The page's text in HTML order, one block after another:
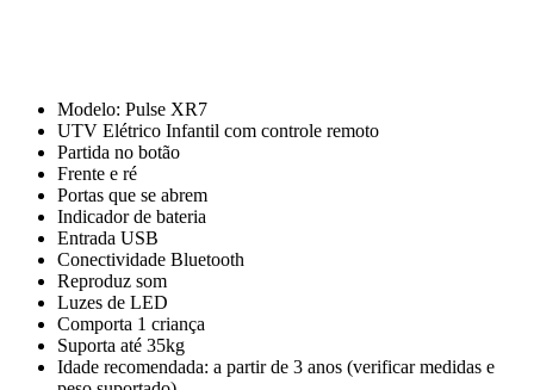
Modelo: Pulse XR7
UTV Elétrico Infantil com controle remoto
Partida no botão
Frente e ré
Portas que se abrem
Indicador de bateria
Entrada USB
Conectividade Bluetooth
Reproduz som
Luzes de LED
Comporta 1 criança
Suporta até 35kg
Idade recomendada: a partir de 3 anos (verificar medidas e